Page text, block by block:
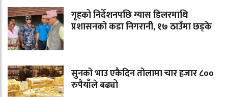
गृहको निर्देशनपछि ग्यास डिलरमाथि
प्रशासनको कडा निगरानी, १७ ठाउँमा छड्के
सुनको भाउ एकैदिन तोलामा चार हजार ८००
रुपैयाँले बढ्यो